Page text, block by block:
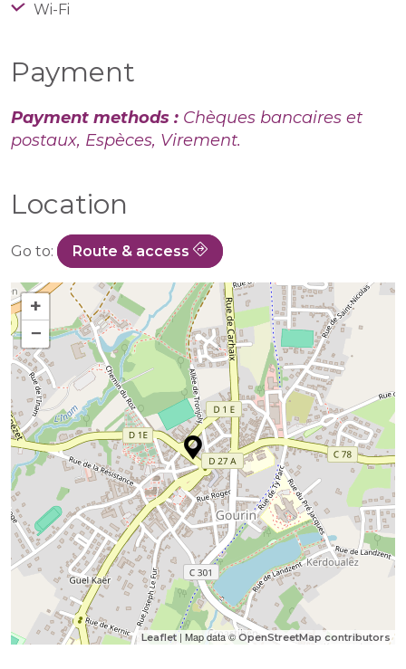
Wi-Fi
Payment
Payment methods : Chèques bancaires et
postaux, Espèces, Virement.
Location
Go to: Route & access
+
−
Leaflet| Map data © OpenStreetMap contributors